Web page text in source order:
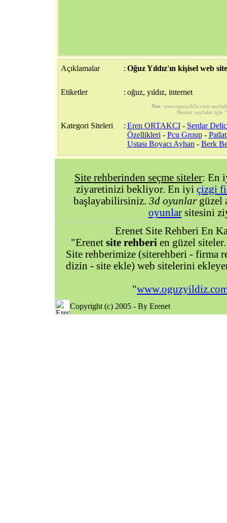
Açıklamalar : Oğuz Yıldız'ın kişisel web
Etiketler : oğuz, yıldız, internet
Not: www.oguzyildiz.com
Benzer sayfalar için “
Kategori Siteleri : Eren ORTAKCI- Serdar
Özellikleri - Pcu Group-
Ustası Boyacı Ayhan - Berk
Site rehberinden seçme siteler: En
ziyaretinizi bekliyor. En iyi çizgi
başlayabilirsiniz. 3d oyunlargüzel
oyunlarsitesini
Erenet Site Rehberi En
"Erenet site rehberi en güzel
Site rehberimize (siterehberi - firma
dizin - site ekle) web sitelerini
"
Copyright (c) 2005 - By Erenet